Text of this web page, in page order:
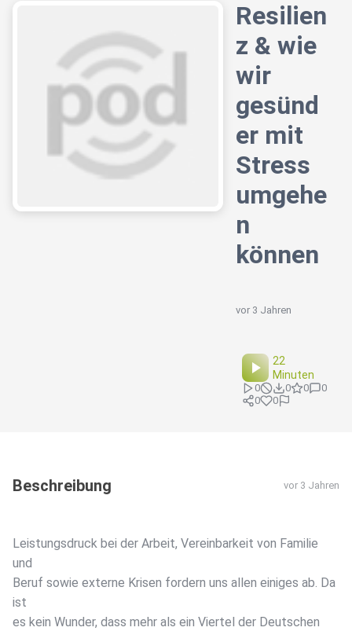
Resilien
z & wie
wir
gesünd
er mit
Stress
umgehe
n
können
vor 3 Jahren
22
Minuten
0 0 0
0
0
0
Beschreibung vor 3 Jahren
Leistungsdruck bei der Arbeit, Vereinbarkeit von Familie
und
Beruf sowie externe Krisen fordern uns allen einiges ab. Da
ist
es kein Wunder, dass mehr als ein Viertel der Deutschen